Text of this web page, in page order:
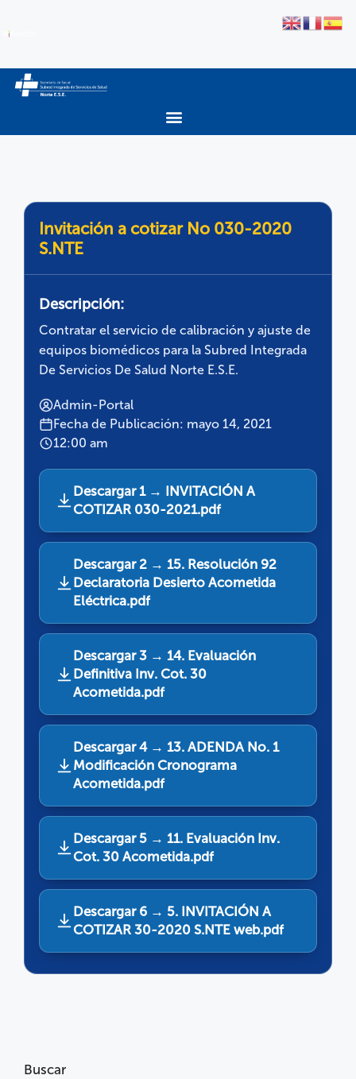
Invitación a cotizar No 030-2020
S.NTE
Descripción:
Contratar el servicio de calibración y ajuste de
equipos biomédicos para la Subred Integrada
De Servicios De Salud Norte E.S.E.
Admin-Portal
Fecha de Publicación: mayo 14, 2021
12:00 am
Descargar 1 → INVITACIÓN A
COTIZAR 030-2021.pdf
Descargar 2 → 15. Resolución 92
Declaratoria Desierto Acometida
Eléctrica.pdf
Descargar 3 → 14. Evaluación
Definitiva Inv. Cot. 30
Acometida.pdf
Descargar 4 → 13. ADENDA No. 1
Modificación Cronograma
Acometida.pdf
Descargar 5 → 11. Evaluación Inv.
Cot. 30 Acometida.pdf
Descargar 6 → 5. INVITACIÓN A
COTIZAR 30-2020 S.NTE web.pdf
Buscar